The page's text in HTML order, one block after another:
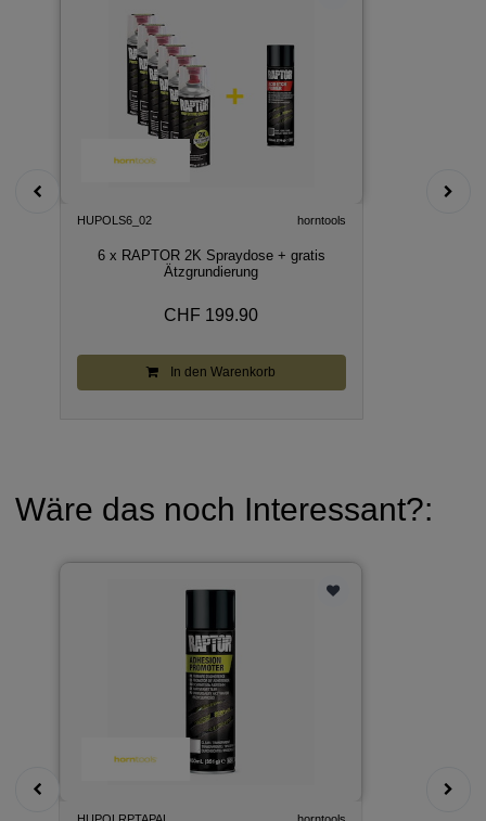
HUPOLS6_02 horntools
6 x RAPTOR 2K Spraydose + gratis
Ätzgrundierung
CHF 199.90
In den Warenkorb
Wäre das noch Interessant?:
HUPOLRPTAPAL horntools